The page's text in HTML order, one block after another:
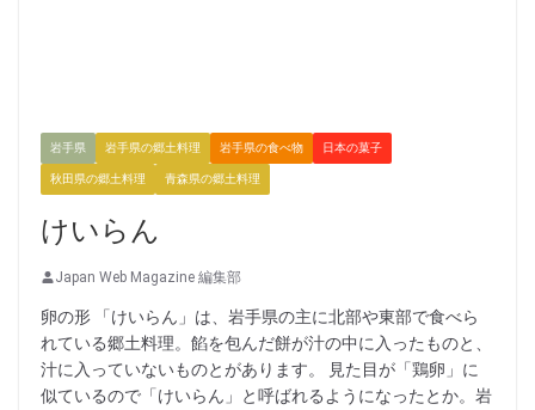
岩手県 岩手県の郷土料理 岩手県の食べ物 日本の菓子
秋田県の郷土料理 青森県の郷土料理
けいらん
Japan Web Magazine 編集部
卵の形 「けいらん」は、岩手県の主に北部や東部で食べら
れている郷土料理。餡を包んだ餅が汁の中に入ったものと、
汁に入っていないものとがあります。 見た目が「鶏卵」に
似ているので「けいらん」と呼ばれるようになったとか。岩